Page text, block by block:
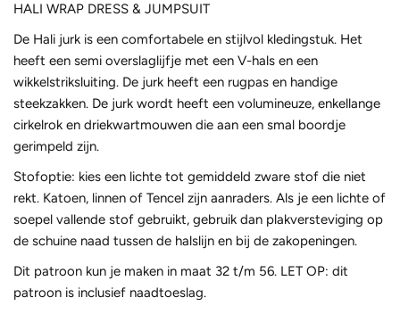
HALI WRAP DRESS & JUMPSUIT
De Hali jurk is een comfortabele en stijlvol kledingstuk. Het
heeft een semi overslaglijfje met een V-hals eneen
wikkelstriksluiting. De jurk heeft een rugpas en handige
steekzakken. De jurk wordt heeft een volumineuze, enkellange
cirkelrok endriekwartmouwendie aan een smal boordje
gerimpeld zijn.
Stofoptie: kies een lichte tot gemiddeldzware stof die niet
rekt. Katoen, linnen of Tencel zijnaanraders.Als je een lichte of
soepel vallende stof gebruikt, gebruik dan plakversteviging op
deschuine naad tussen de halslijn en bij de zakopeningen.
Dit patroon kun je maken in maat 32 t/m 56. LET OP: dit
patroon is inclusief naadtoeslag.